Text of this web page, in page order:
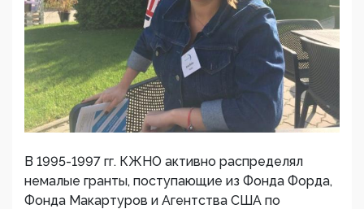
В 1995-1997 гг. КЖНО активно распределял
немалые гранты, поступающие из Фонда Форда,
Фонда Макартуров и Агентства США по